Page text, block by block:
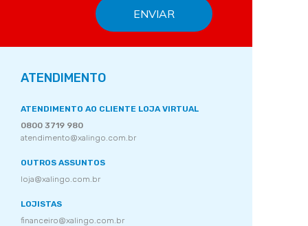
ATENDIMENTO
ATENDIMENTO AO CLIENTE LOJA VIRTUAL
0800 3719 980
atendimento@xalingo.com.br
OUTROS ASSUNTOS
loja@xalingo.com.br
LOJISTAS
financeiro@xalingo.com.br